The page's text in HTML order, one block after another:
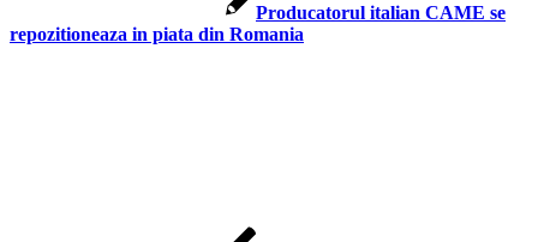
Producatorul italian CAME se
repozitioneaza in piata din Romania